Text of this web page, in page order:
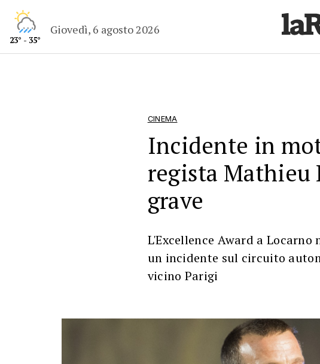
23° - 35°
Giovedì, 6 agosto 2026
CINEMA
Incidente in
regista Mathieu
grave
L'Excellence Award a
un incidente sul circuito
vicino Parigi